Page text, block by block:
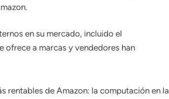
en su mercado, incluido el
ofrece a marcas y vendedores han
rentables de Amazon: la computación en la